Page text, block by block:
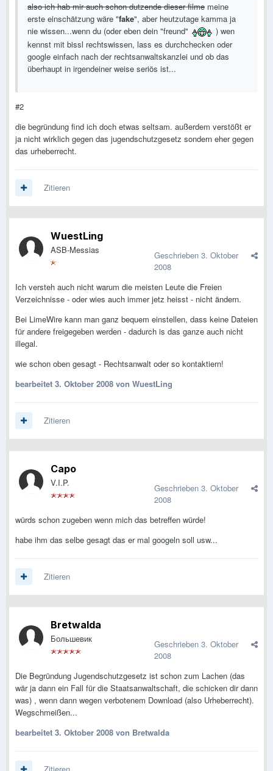
also ich hab mir auch schon dutzende dieser filme meine
erste einschätzung wäre "fake", aber heutzutage kamma ja
nie wissen...wenn du (oder eben dein "freund"
) wen
kennst mit bissl rechtswissen, lass es durchchecken oder
google einfach nach der rechtsanwaltskanzlei und ob das
überhaupt in irgendeiner weise seriös ist...
#2
die begründung find ich doch etwas seltsam. außerdem verstößt er
ja nicht wirklich gegen das jugendschutzgesetz sondern eher gegen
das urheberrecht.
Zitieren
WuestLing
ASB-Messias Geschrieben 3. Oktober
2008
Ich versteh auch nicht warum die meisten Leute die Freien
Verzeichnisse - oder wies auch immer jetz heisst - nicht ändern.
Bei LimeWire kann man ganz bequem einstellen, dass keine Dateien
für andere freigegeben werden - dadurch is das ganze auch nicht
illegal.
wie schon oben gesagt - Rechtsanwalt oder so kontaktiern!
bearbeitet 3. Oktober 2008 von WuestLing
Zitieren
Capo
V.I.P. Geschrieben 3. Oktober
2008
würds schon zugeben wenn mich das betreffen würde!
habe ihm das selbe gesagt das er mal googeln soll usw...
Zitieren
Bretwalda
Большевик Geschrieben 3. Oktober
2008
Die Begründung Jugendschutzgesetz ist schon zum Lachen (das
wär ja dann ein Fall für die Staatsanwaltschaft, die schicken dir dann
was) , wenn dann wegen verbotenem Download (also Urheberrecht).
Wegschmeißen...
bearbeitet 3. Oktober 2008 von Bretwalda